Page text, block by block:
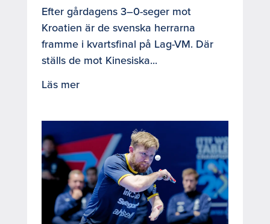
Efter gårdagens 3–0-seger mot
Kroatien är de svenska herrarna
framme i kvartsfinal på Lag-VM. Där
ställs de mot Kinesiska...
Läs mer